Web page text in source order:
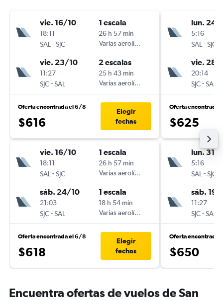
vie. 16/10
18:11
SAL -SJC
1 escala
26 h 57 min
Varias aerolíneas
vie. 23/10
11:27
SJC-SAL
2 escalas
25 h 43 min
Varias aerolíneas
Oferta encontrada el 6/8
$616
Elegir
fechas
vie. 16/10
18:11
SAL -SJC
1 escala
26 h 57 min
Varias aerolíneas
sáb. 24/10
21:03
SJC-SAL
1 escala
18 h 54 min
Varias aerolíneas
Oferta encontrada el 6/8
$618
Elegir
fechas
lun. 24/
5:16
SAL -SJC
vie. 28/
20:14
SJC-SAL
Oferta encontrada
$625
lun. 31/
5:16
SAL -SJC
sáb. 19/
11:27
SJC-SAL
Oferta encontrada
$650
Encuentra ofertas de vuelos de San